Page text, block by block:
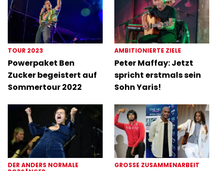
TOUR 2023
Powerpaket Ben
Zucker begeistert auf
Sommertour 2022
AMBITIONIERTE ZIELE
Peter Maffay: Jetzt
spricht erstmals sein
Sohn Yaris!
DER ANDERS NORMALE
GROSSE ZUSAMMENARBEIT